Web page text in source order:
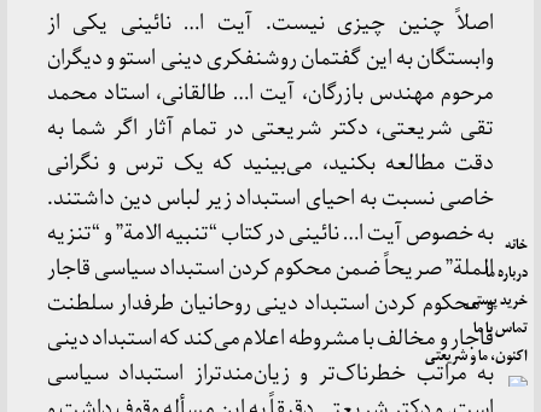
اصلاً چنین چیزی نیست. آیت ا… نائینی یکی از
وابستگان به این گفتمان روشنفکری دینی استو و دیگران
مرحوم مهندس بازرگان، آیت ا… طالقانی، استاد محمد
تقی شریعتی، دکتر شریعتی در تمام آثار اگر شما به
دقت مطالعه بکنید، می‌بینید که یک ترس و نگرانی
خاصی نسبت به احیای استبداد زیر لباس دین داشتند.
به خصوص آیت ا… نائینی در کتاب “تنبیه الامة” و “تنزیه
الملة” صریحاً ضمن محکوم کردن استبداد سیاسی قاجار
و محکوم کردن استبداد دینی روحانیان طرفدار سلطنت
قاجار و مخالف با مشروطه اعلام می‌کند که استبداد دینی
به مراتب خطرناک‌تر و زیان‌مندتراز استبداد سیاسی
خانه
درباره ما
خرید پستی
تماس با ما
اکنون، ما و شریعتی